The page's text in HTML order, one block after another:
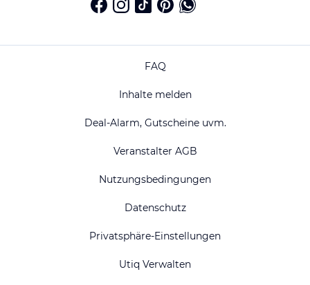
FAQ
Inhalte melden
Deal-Alarm, Gutscheine uvm.
Veranstalter AGB
Nutzungsbedingungen
Datenschutz
Privatsphäre-Einstellungen
Utiq Verwalten